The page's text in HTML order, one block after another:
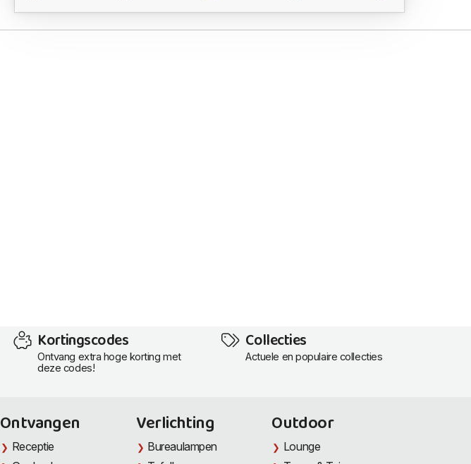
Kortingscodes
Ontvang extra hoge korting met
deze codes!
Collecties
Actuele en populaire collecties
Ontvangen
Receptie
Verlichting
Bureaulampen
Outdoor
Lounge